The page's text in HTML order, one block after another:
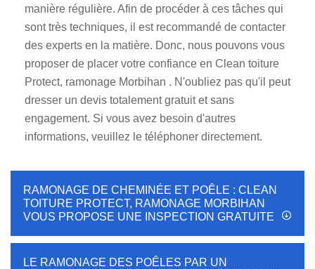
manière régulière. Afin de procéder à ces tâches qui
sont très techniques, il est recommandé de contacter
des experts en la matière. Donc, nous pouvons vous
proposer de placer votre confiance en Clean toiture
Protect, ramonage Morbihan . N'oubliez pas qu'il peut
dresser un devis totalement gratuit et sans
engagement. Si vous avez besoin d'autres
informations, veuillez le téléphoner directement.
RAMONAGE DE CHEMINÉE ET POÊLE : CLEAN
TOITURE PROTECT, RAMONAGE MORBIHAN
VOUS PROPOSE UNE INSPECTION GRATUITE
LE RAMONAGE DES POÊLES PAR UN